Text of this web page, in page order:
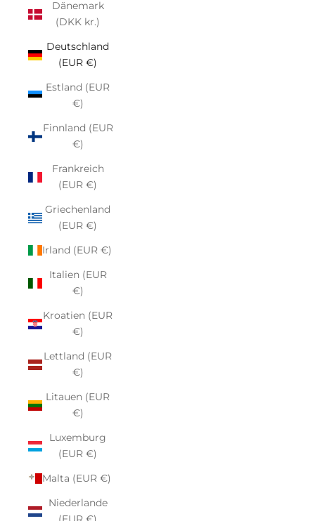
Dänemark
(DKK kr.)
Deutschland
(EUR €)
Estland (EUR
€)
Finnland (EUR
€)
Frankreich
(EUR €)
Griechenland
(EUR €)
Irland (EUR €)
Italien (EUR
€)
Kroatien (EUR
€)
Lettland (EUR
€)
Litauen (EUR
€)
Luxemburg
(EUR €)
Malta (EUR €)
Niederlande